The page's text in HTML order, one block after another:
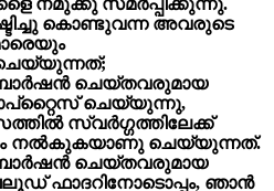
കൊണ്ടുവന്ന അവരുടെ
ചെയ്തവരുമായ
ചെയ്യുന്നു,
സ്വർഗ്ഗത്തിലേക്ക്
നൽകുകയാണു ചെയ്യുന്നത്.
ചെയ്തവരുമായ
ഫാദറിനോടൊപ്പം, ഞാൻ